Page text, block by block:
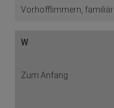
Vorhofflimmern, familiär
W
Zum Anfang